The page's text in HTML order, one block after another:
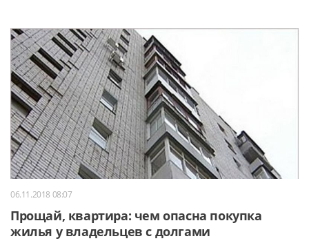
06.11.2018 08:07
Прощай, квартира: чем опасна покупка
жилья у владельцев с долгами